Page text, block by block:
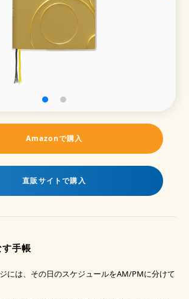
Amazonで購入
直販サイトで購入
手帳
には、その日のスケジュールをAM/PMに分けて